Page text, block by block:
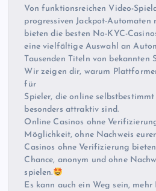
Von funktionsreichen Video-
progressiven Jackpot-Automaten
bieten die besten No-KYC-
eine vielfältige Auswahl an
Tausenden Titeln von bekannten
Wir zeigen dir, warum
für
Spieler, die online
besonders attraktiv sind.
Online Casinos ohne
Möglichkeit, ohne Nachweis
Casinos ohne Verifizierung
Chance, anonym und ohne
spielen.
Es kann auch ein Weg sein,